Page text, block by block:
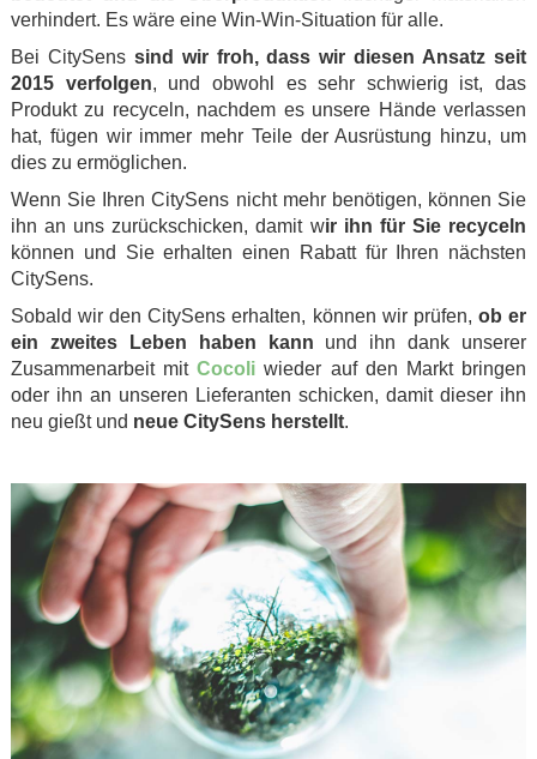
verhindert. Es wäre eine Win-Win-Situation für alle.
Bei CitySens sind wir froh, dass wir diesen Ansatz seit
2015 verfolgen, und obwohl es sehr schwierig ist, das
Produkt zu recyceln, nachdem es unsere Hände verlassen
hat, fügen wir immer mehr Teile der Ausrüstung hinzu, um
dies zu ermöglichen.
Wenn Sie Ihren CitySens nicht mehr benötigen, können Sie
ihn an uns zurückschicken, damit wir ihn für Sie recyceln
können und Sie erhalten einen Rabatt für Ihren nächsten
CitySens.
Sobald wir den CitySens erhalten, können wir prüfen, ob er
ein zweites Leben haben kann und ihn dank unserer
Zusammenarbeit mitCocoli wieder auf den Markt bringen
oder ihn an unseren Lieferanten schicken, damit dieser ihn
neu gießt und neue CitySens herstellt.